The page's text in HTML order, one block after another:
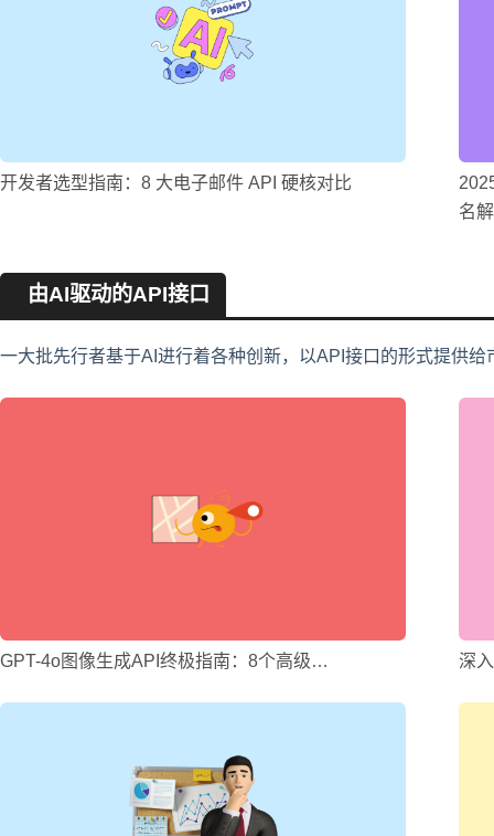
开发者选型指南：8 大电子邮件 API 硬核对比
名
由AI驱动的API接口
一大批先行者基于AI进行着各种创新，以API接口的形式提供给
GPT-4o图像生成API终极指南：8个高级… 深